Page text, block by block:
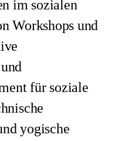
im sozialen
Workshops und
für soziale
yogische